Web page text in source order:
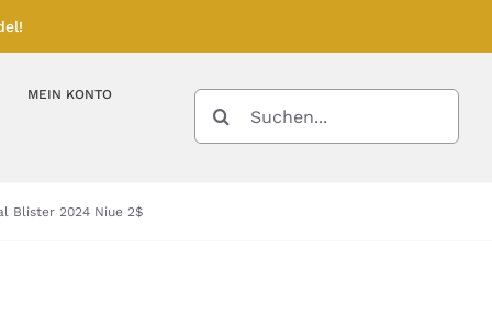
Feinunze – Größen
MEIN KONTO
SUCHE
NACH:
Blister 2024 Niue 2$